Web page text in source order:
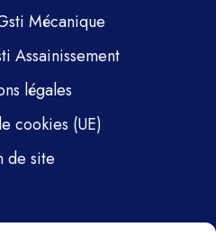
Mécanique
Assainissement
légales
cookies (UE)
de site